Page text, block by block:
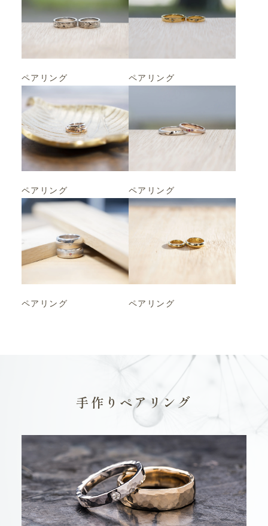
ペアリング ペアリング
ペアリング ペアリング
ペアリング ペアリング
手作りペアリング